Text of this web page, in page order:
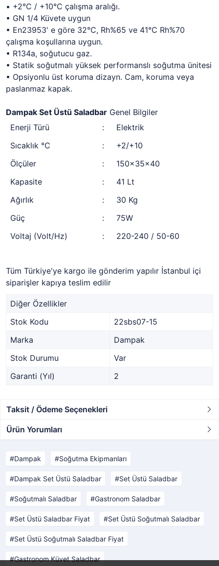
• +2°C / +10°C çalışma aralığı.
• GN 1/4 Küvete uygun
• En23953' e göre 32°C, Rh%65 ve 41°C Rh%70
çalışma koşullarına uygun.
• R134a, soğutucu gaz.
• Statik soğutmalı yüksek performanslı soğutma ünitesi
• Opsiyonlu üst koruma dizayn. Cam, koruma veya
paslanmaz kapak.
Dampak Set Üstü Saladbar Genel Bilgiler
Enerji Türü
:
Elektrik
Sıcaklık °C
:
+2/+10
Ölçüler
:
150x35x40
Kapasite
:
41 Lt
Ağırlık
:
30 Kg
Güç
:
75W
Voltaj (Volt/Hz)
: 220-240 / 50-60
Tüm Türkiye'ye kargo ile gönderim yapılır İstanbul içi
siparişler kapıya teslim edilir
Diğer Özellikler
Stok Kodu
22sbs07-15
Marka
Dampak
Stok Durumu
Var
Garanti (Yıl)
2
Taksit / Ödeme Seçenekleri
Ürün Yorumları
Dampak Soğutma Ekipmanları
Dampak Set Üstü Saladbar Set Üstü Saladbar
Soğutmalı Saladbar Gastronom Saladbar
Set Üstü Saladbar Fiyat Set Üstü Soğutmalı Saladbar
Set Üstü Soğutmalı Saladbar Fiyat
Gastronom Küvet Saladbar